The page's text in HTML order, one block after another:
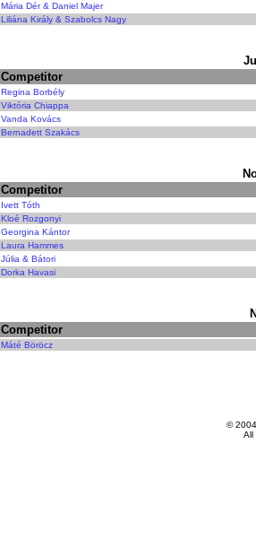
Mária Dér & Daniel Majer
Liliána Király & Szabolcs Nagy
Competitor
Regina Borbély
Viktória Chiappa
Vanda Kovács
Bernadett Szakács
Competitor
Ivett Tóth
Kloé Rozgonyi
Georgina Kántor
Laura Hammes
Júlia & Bátori
Dorka Havasi
Competitor
Máté Böröcz
©
All